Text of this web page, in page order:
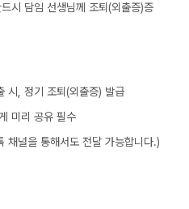
시 담임 선생님께 조퇴(외출증)증
시, 정기 조퇴(외출증) 발급
미리 공유 필수
채널을 통해서도 전달 가능합니다.)